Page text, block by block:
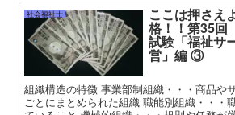
社会福祉士 ここは押さ
格！！第35
試験「福祉サ
営」編 ③
組織構造の特徴 事業部制組織・・・商品や
ごとにまとめられた組織 職能別組織・・・